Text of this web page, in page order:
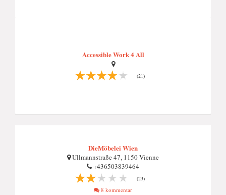
Accessible Work 4 All
(21)
DieMöbelei Wien
Ullmannstraße 47, 1150 Vienne
+436503839464
(23)
8 kommentar